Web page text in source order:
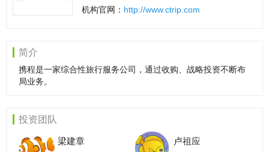
机构官网： http://www.ctrip.com
简介
携程是一家综合性旅行服务公司，通过收购、战略投资不断布
局业务。
投资团队
梁建章 卢祖应